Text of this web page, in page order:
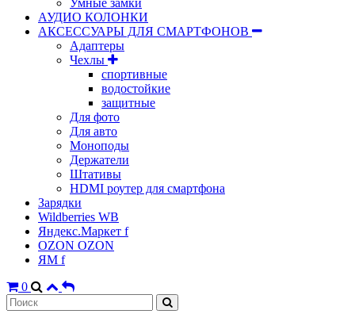
АУДИО КОЛОНКИ
АКСЕССУАРЫ ДЛЯ СМАРТФОНОВ
Адаптеры
Чехлы
спортивные
водостойкие
защитные
Для фото
Для авто
Моноподы
Держатели
Штативы
HDMI роутер для смартфона
Зарядки
Wildberries WB
Яндекс.Маркет f
OZON OZON
ЯМ f
0